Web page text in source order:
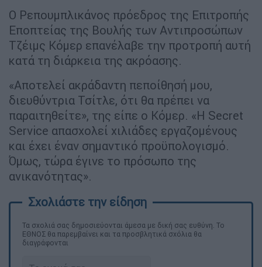
Ο Ρεπουμπλικάνος πρόεδρος της Επιτροπής
Εποπτείας της Βουλής των Αντιπροσώπων
Τζέιμς Κόμερ επανέλαβε την προτροπή αυτή
κατά τη διάρκεια της ακρόασης.
«Αποτελεί ακράδαντη πεποίθησή μου,
διευθύντρια Τσίτλε, ότι θα πρέπει να
παραιτηθείτε», της είπε ο Κόμερ. «Η Secret
Service απασχολεί χιλιάδες εργαζομένους
και έχει έναν σημαντικό προϋπολογισμό.
Όμως, τώρα έγινε το πρόσωπο της
ανικανότητας».
Τα σχολιά σας δημοσιεύονται άμεσα με δική σας ευθύνη. Το
ΕΘΝΟΣ θα παρεμβαίνει και τα προσβλητικά σχόλια θα
διαγράφονται